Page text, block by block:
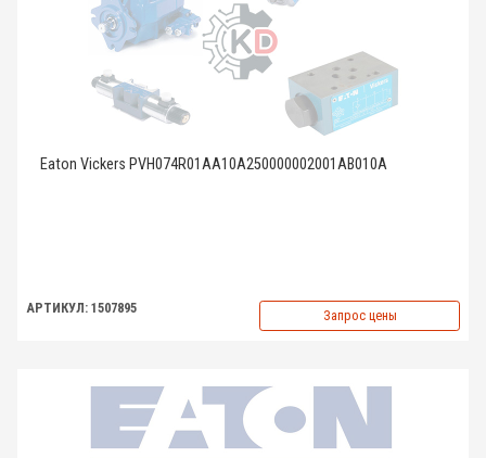
Eaton Vickers PVH074R01AA10A250000002001AB010A
АРТИКУЛ: 1507895 Запрос цены